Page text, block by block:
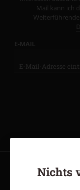
Mail kann ich
E-MAIL
AGB undNichts